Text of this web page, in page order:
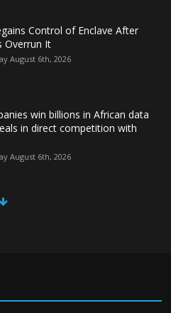
Control of Enclave After
Overrun It
August 6th, 2026
win billions in African data
in direct competition with
August 6th, 2026
Iran and North Korea